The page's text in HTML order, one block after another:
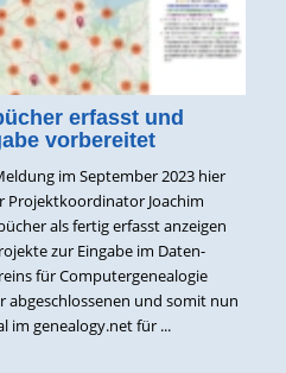
erfasst und
vorbereitet
im September 2023 hier
Projektkoordinator Joachim
als fertig erfasst anzeigen
zur Eingabe im Daten-
für Computergenealogie
abgeschlossenen und somit nun
im genealogy.net für ...